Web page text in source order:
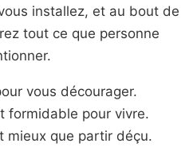
installez, et au bout de
tout ce que personne
vous décourager.
formidable pour vivre.
mieux que partir déçu.